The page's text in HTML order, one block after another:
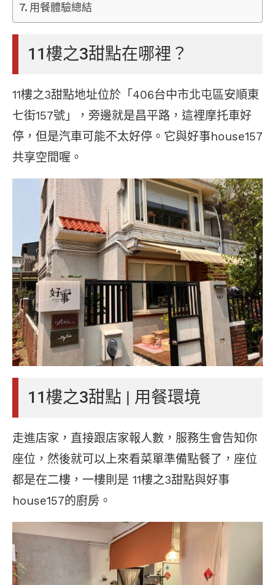
用餐體驗總結
11樓之3甜點在哪裡？
11樓之3甜點地址位於「406台中市北屯區安順東
七街157號」，旁邊就是昌平路，這裡摩托車好
停，但是汽車可能不太好停。它與好事house157
共享空間喔。
11樓之3甜點 | 用餐環境
走進店家，直接跟店家報人數，服務生會告知你
座位，然後就可以上來看菜單準備點餐了，座位
都是在二樓，一樓則是 11樓之3甜點與好事
house157的廚房。